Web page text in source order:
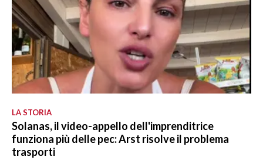
LA STORIA
Solanas, il video-appello dell'imprenditrice
funziona più delle pec: Arst risolve il problema
trasporti